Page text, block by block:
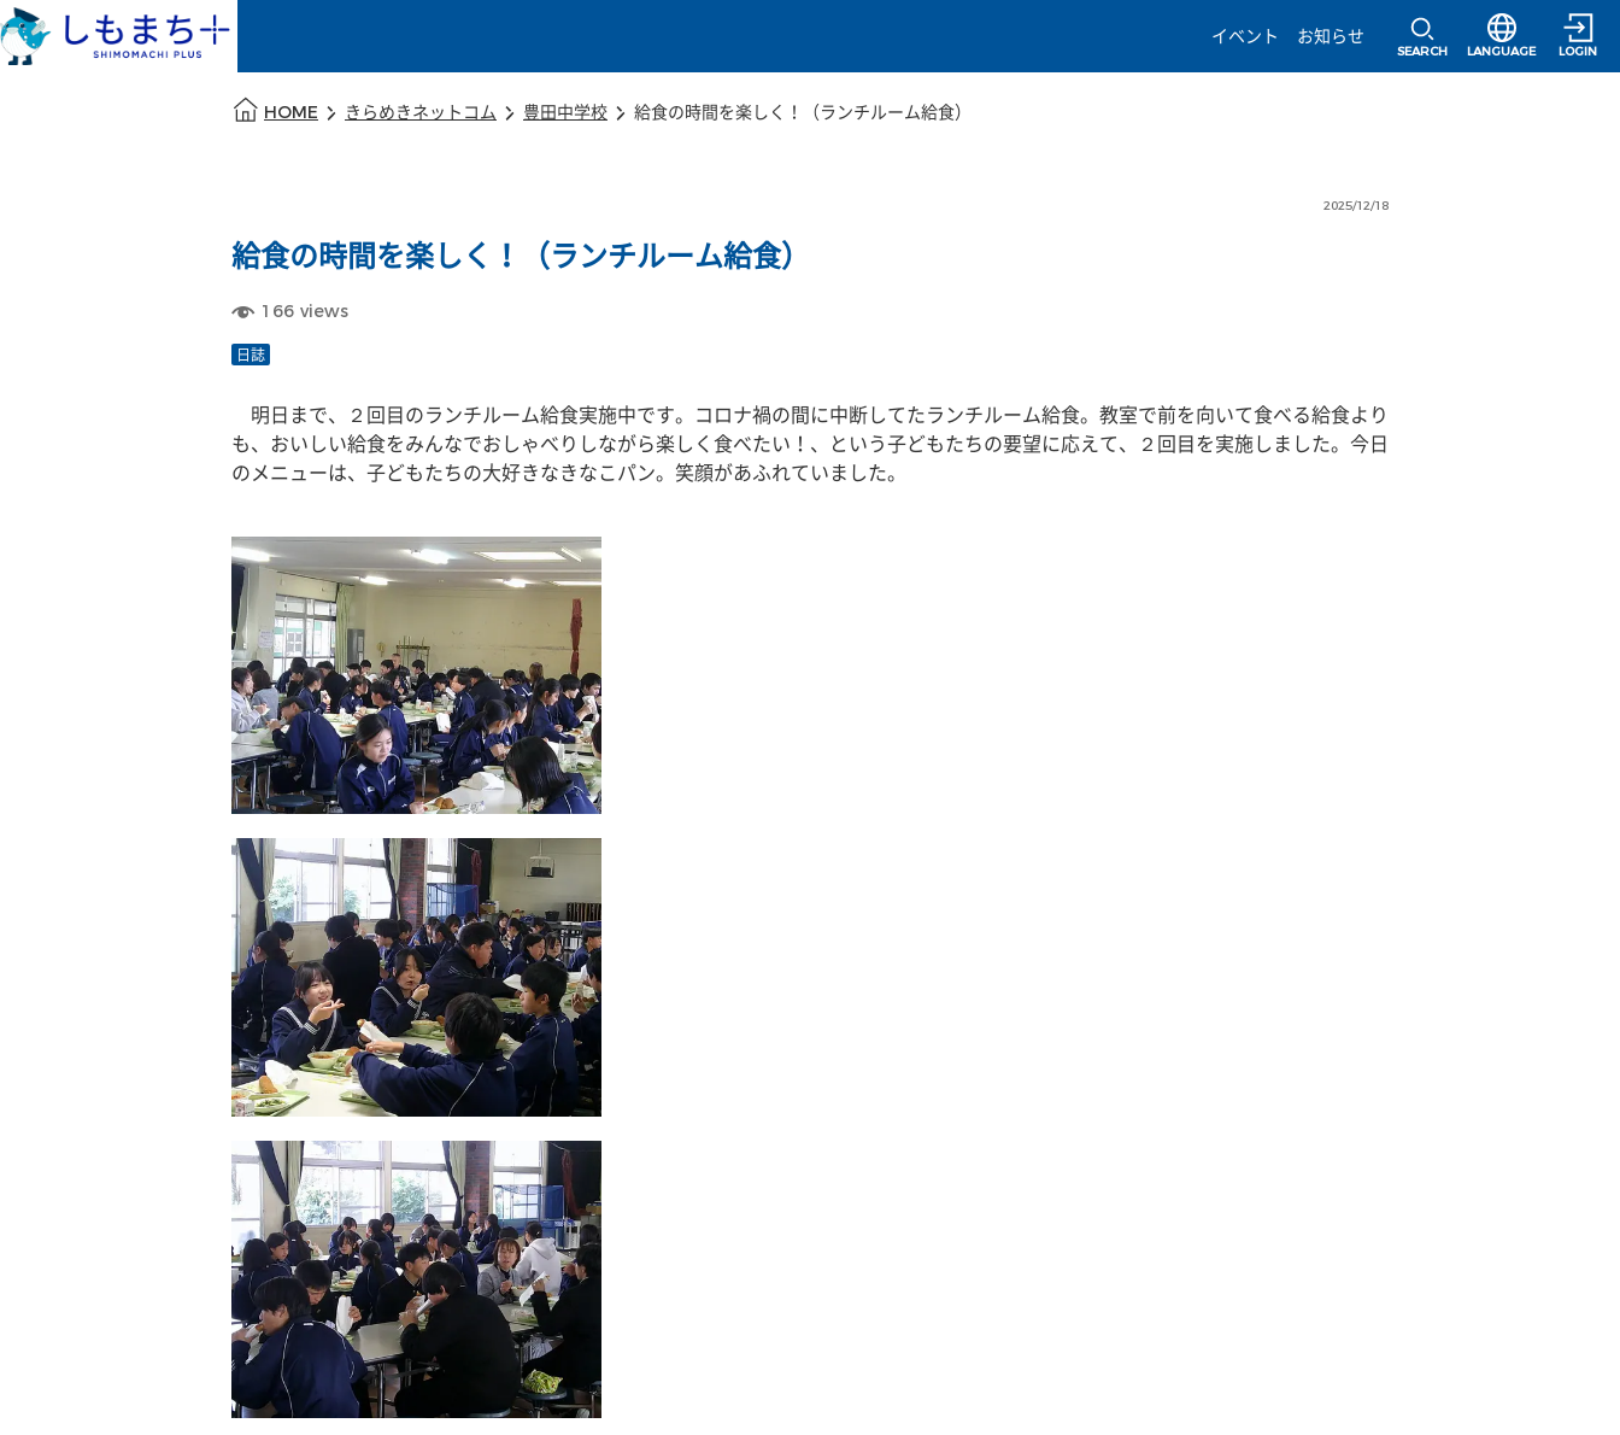
イベント
お知らせ
SEARCH
選択すると言語
LANGUAGE LOGIN
HOME きらめきネットコム 豊田中学校 給食の時間を楽しく！（ランチルーム給食）
2025/12/18
給食の時間を楽しく！（ランチルーム給食）
166 views
日誌
明日まで、２回目のランチルーム給食実施中です。コロナ禍の間に中断してたランチルーム給食。教室で前を向いて食べる給食より
も、おいしい給食をみんなでおしゃべりしながら楽しく食べたい！、という子どもたちの要望に応えて、２回目を実施しました。今日
のメニューは、子どもたちの大好きなきなこパン。笑顔があふれていました。